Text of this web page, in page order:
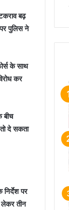
बढ़
पुलिस ने
के साथ
कर
बीच
दे सकता
पर
लेकर तीन